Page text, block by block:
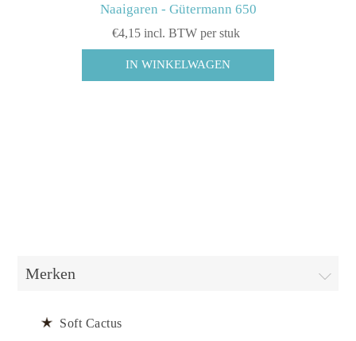
Naaigaren - Gütermann 650
€4,15 incl. BTW per stuk
Merken
Soft Cactus